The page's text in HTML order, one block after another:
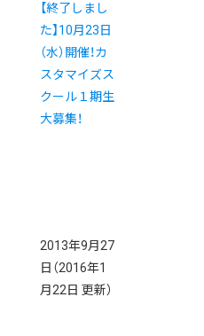
【終了しまし
た】10月23日
（水）開催！カ
スタマイズス
クール１期生
大募集！
2013年9月27
日 （2016年1
月22日 更新）